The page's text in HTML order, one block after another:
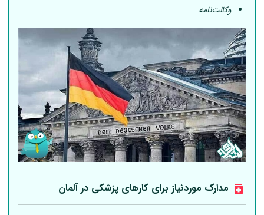
وکالت‌نامه
مدارک موردنیاز برای کارهای پزشکی درآلمان